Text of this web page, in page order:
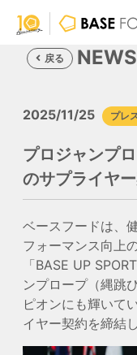
戻る NEWS
2025/11/25 プレ
プロジャンプ
のサプライヤ
ベースフードは、
フォーマンス向上
「BASE UP
ンプロープ（縄跳
ピオンにも輝いて
イヤー契約を締結